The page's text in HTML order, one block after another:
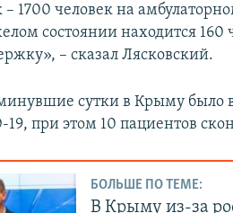
– 1700 человек на
состоянии находится 160
– сказал Лясковский.
сутки в Крыму было
19, при этом 10 пациентов
БОЛЬШЕ ПО ТЕМЕ:
В Крыму из-за